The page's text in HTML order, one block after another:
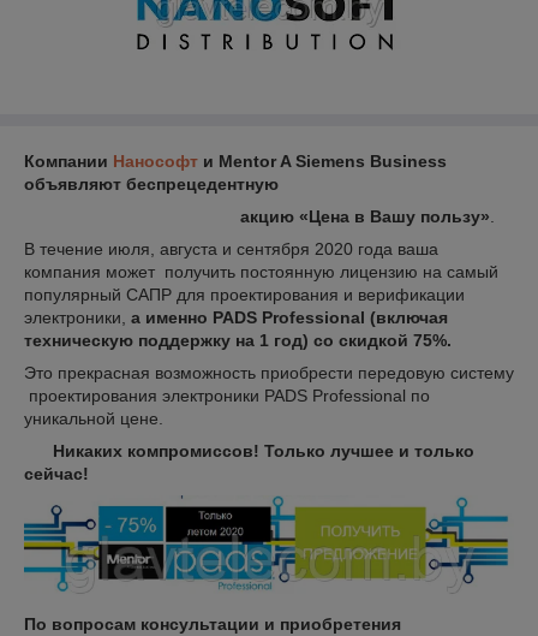
Компании Нанософт и Mentor A Siemens Business
объявляют беспрецедентную
акцию «Цена в Вашу пользу»
В течение июля, августа и сентября 2020 года ваша
компания может получить постоянную лицензию на самый
популярный САПР для проектирования и верификации
электроники, а именно PADS Professional (включая
техническую поддержку на 1 год) со скидкой 75%.
Это прекрасная возможность приобрести передовую систему
проектирования электроники PADS Professional по
уникальной цене.
Никаких компромиссов! Только лучшее и только
сейчас!
По вопросам консультации и приобретения